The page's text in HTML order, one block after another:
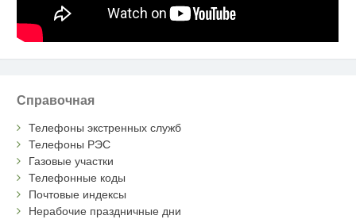
Справочная
Телефоны экстренных служб
Телефоны РЭС
Газовые участки
Телефонные коды
Почтовые индексы
Нерабочие праздничные дни